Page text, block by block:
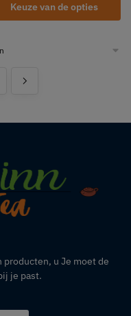
Keuze van de opties
producten, u Je moet de
je past.